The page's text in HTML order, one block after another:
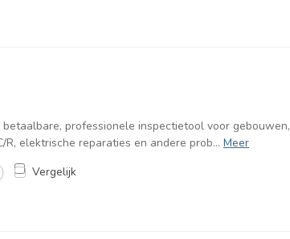
betaalbare, professionele inspectietool voor gebouwen,
elektrische reparaties en andere prob... Meer
Vergelijk